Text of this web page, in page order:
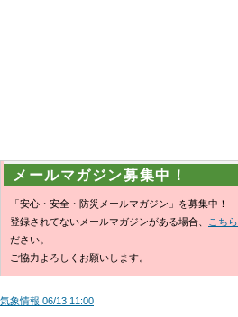
メールマガジン募集中！
「安心・安全・防災メールマガジン」を募集中！
登録されてないメールマガジンがある場合、
こちら
ださい。
ご協力よろしくお願いします。
気象情報 06/13 11:00